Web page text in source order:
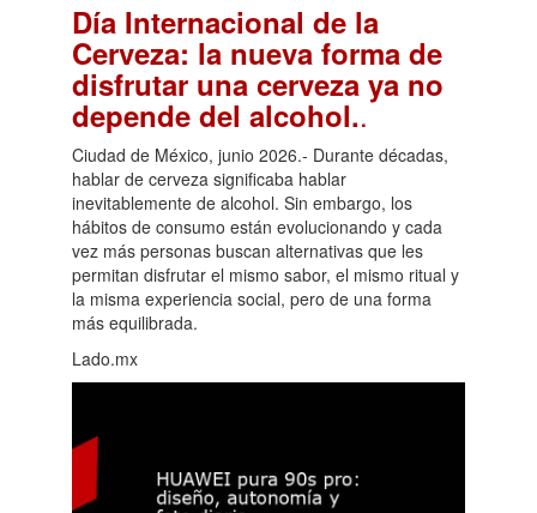
Día Internacional de la
Cerveza: la nueva forma de
disfrutar una cerveza ya no
depende del alcohol..
Ciudad de México, junio 2026.- Durante décadas,
hablar de cerveza significaba hablar
inevitablemente de alcohol. Sin embargo, los
hábitos de consumo están evolucionando y cada
vez más personas buscan alternativas que les
permitan disfrutar el mismo sabor, el mismo ritual y
la misma experiencia social, pero de una forma
más equilibrada.
Lado.mx